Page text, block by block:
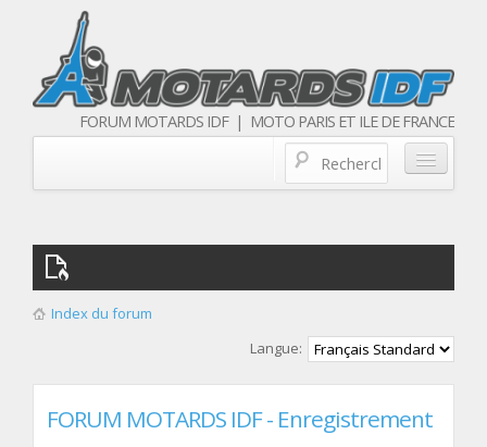
FORUM MOTARDS IDF | MOTO PARIS ET ILE DE FRANCE
Forum
Balades & sorties moto
Index du forum
Langue:
FORUM MOTARDS IDF - Enregistrement